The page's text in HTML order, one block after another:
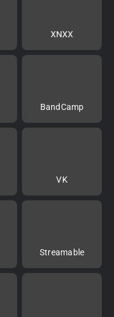
XNXX
BandCamp
VK
Streamable